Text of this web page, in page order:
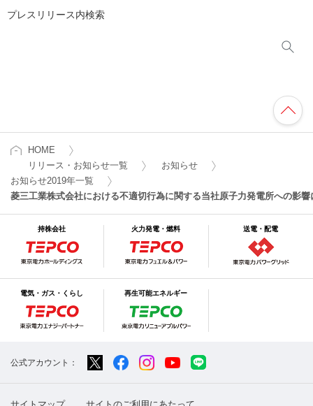
プレスリリース内検索
HOME
リリース・お知らせ一覧
お知らせ
お知らせ2019年一覧
菱三工業株式会社における不適切行為に関する当社原子力発電所への影響
持株会社 火力発電・燃料 送電・配電
電気・ガス・くらし 再生可能エネルギー
公式アカウント：